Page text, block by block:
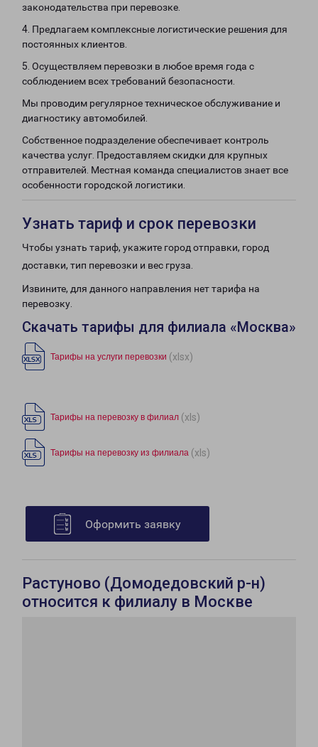
законодательства при перевозке.
4. Предлагаем комплексные логистические решения для
постоянных клиентов.
5. Осуществляем перевозки в любое время года с
соблюдением всех требований безопасности.
Мы проводим регулярное техническое обслуживание и
диагностику автомобилей.
Собственное подразделение обеспечивает контроль
качества услуг. Предоставляем скидки для крупных
отправителей. Местная команда специалистов знает все
особенности городской логистики.
Узнать тариф и срок перевозки
Чтобы узнать тариф, укажите город отправки, город
доставки, тип перевозки и вес груза.
Извините, для данного направления нет тарифа на
перевозку.
Скачать тарифы для филиала «Москва»
Тарифы на услуги перевозки (xlsx)
Тарифы на перевозку в филиал (xls)
Тарифы на перевозку из филиала (xls)
Оформить заявку
Растуново (Домодедовский р-н)
относится к филиалу в Москве